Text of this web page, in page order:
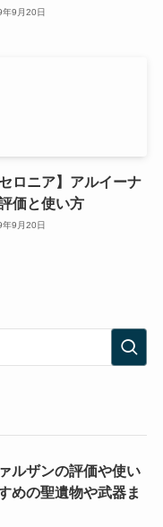
9月20日
セロニア】アルイーナ
価と使い方
9月20日
ルザンの評価や使い
めの聖遺物や武器ま